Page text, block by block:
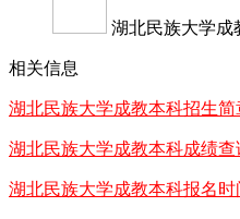
湖北民族大学成
相关信息
湖北民族大学成教本科招生简
湖北民族大学成教本科成绩查
湖北民族大学成教本科报名时